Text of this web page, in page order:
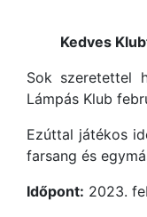
Kedves
Sok szeretettel
Lámpás Klub
Ezúttal játékos
farsang és
Időpont: 2023.